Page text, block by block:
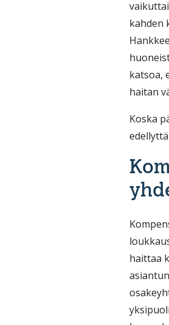
kahden
katsoa,
haitan
Koska
haittaa